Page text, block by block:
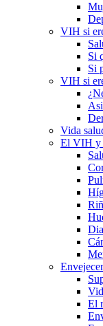
VIH si
Si
Si
VIH si
Vida
El VIH y
El